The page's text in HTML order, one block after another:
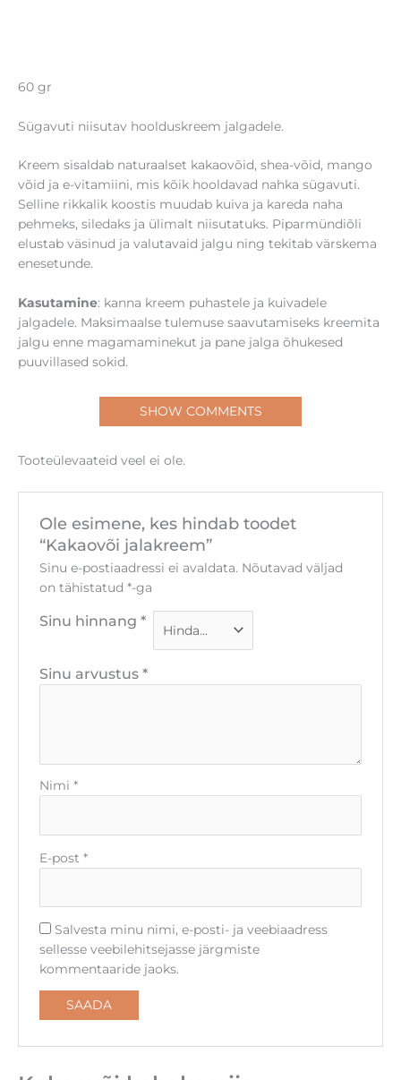
60 gr
Sügavuti niisutav hoolduskreem jalgadele.
Kreem sisaldab naturaalset kakaovõid, shea-võid, mango
võid ja e-vitamiini, mis kõik hooldavad nahka sügavuti.
Selline rikkalik koostis muudab kuiva ja kareda naha
pehmeks, siledaks ja ülimalt niisutatuks. Piparmündiõli
elustab väsinud ja valutavaid jalgu ning tekitab värskema
enesetunde.
Kasutamine: kanna kreem puhastele ja kuivadele
jalgadele. Maksimaalse tulemuse saavutamiseks kreemita
jalgu enne magamaminekut ja pane jalga õhukesed
puuvillased sokid.
SHOW COMMENTS
Tooteülevaateid veel ei ole.
Ole esimene, kes hindab toodet
“Kakaovõi jalakreem”
Sinu e-postiaadressi ei avaldata. Nõutavad väljad
on tähistatud *-ga
Sinu hinnang *
Sinu arvustus *
Nimi *
E-post *
Salvesta minu nimi, e-posti- ja veebiaadress
sellesse veebilehitsejasse järgmiste
kommentaaride jaoks.